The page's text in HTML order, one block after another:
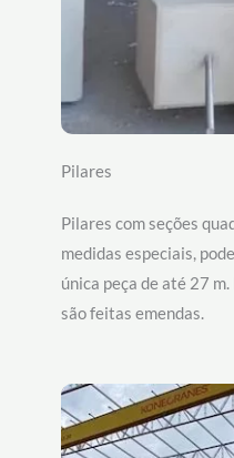
Pilares
Pilares com seções
medidas especiais,
única peça de até 27
são feitas emendas.